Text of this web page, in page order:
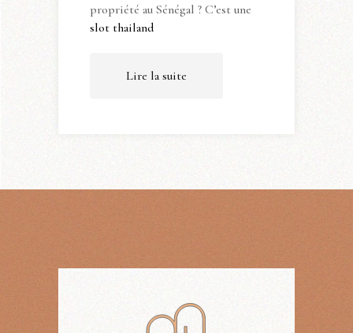
propriété au Sénégal ? C’est une
slot thailand
Lire la suite